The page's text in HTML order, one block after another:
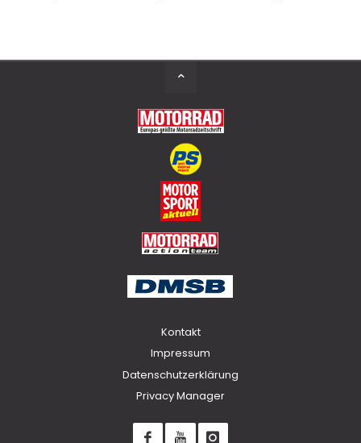
Kontakt
Impressum
Datenschutzerklärung
Privacy Manager
Back